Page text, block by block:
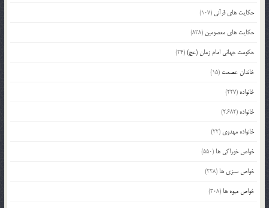
حکایت های قرآنی (107)
حکایت های معصومین (838)
حکومت جهانی امام زمان (عج)(24)
خاندان عصمت (15)
خانواده (227)
خانواده (2,682)
خانواده مهدوی (22)
خواص خوراکی ها (550)
خواص سبزی ها (228)
خواص میوه ها (308)